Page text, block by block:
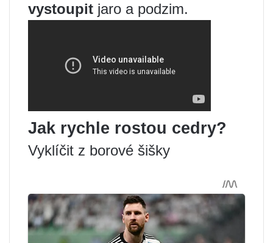
vystoupit jaro a podzim.
Jak rychle rostou cedry?
Vyklíčit z borové šišky